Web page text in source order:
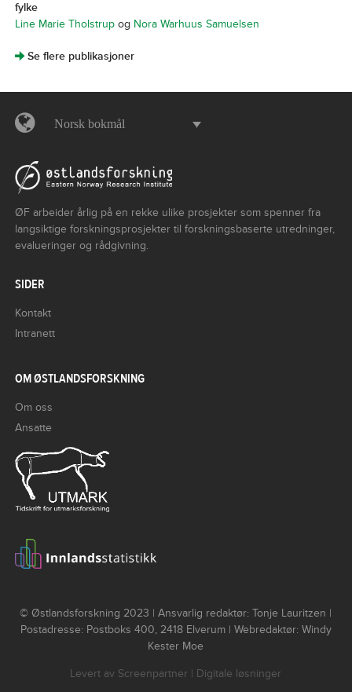
fylke
Line Marie Tholstrupog Nora Warhuus Samuelsen
]Se flere publikasjoner
Norsk bokmål
ØF arbeider årlig på en rekke ulike prosjekter som spenner fra
langsiktige forskningsprosjekter til forskningsbaserte utredninger,
evalueringer og rådgivning.
SIDER
Kontakt
Intranett
OM ØSTLANDSFORSKNING
Om oss
Ansatte
© Østlandsforskning 2023 | Ansvarlig redaktør: Tonje Lauritzen |
Postadresse: Postboks 400, 2418 Elverum | Webredaktør: Windy
Kester Moe
Levert av Screenpartner | Digitale løsninger